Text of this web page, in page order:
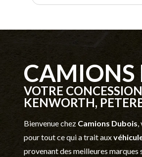
CAMIONS
VOTRE
KENWORTH,
Bienvenue chez Camions Dubois,
pour tout ce qui a trait aux
provenant des meilleures marques